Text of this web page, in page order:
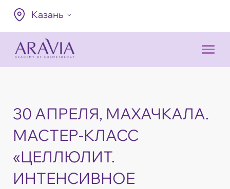
Казань
30 АПРЕЛЯ, МАХАЧКАЛА.
МАСТЕР-КЛАСС
«ЦЕЛЛЮЛИТ.
ИНТЕНСИВНОЕ